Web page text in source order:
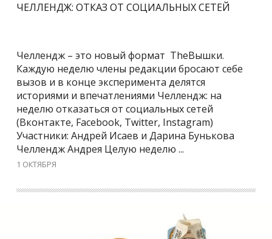
ЧЕЛЛЕНДЖ: ОТКАЗ ОТ СОЦИАЛЬНЫХ СЕТЕЙ
Челлендж – это новый формат TheВышки.
Каждую неделю члены редакции бросают себе
вызов и в конце эксперимента делятся
историями и впечатлениями Челлендж: на
неделю отказаться от социальных сетей
(Вконтакте, Facebook, Twitter, Instagram)
Участники: Андрей Исаев и Дарина Бунькова
Челлендж Андрея Целую неделю ...
1 ОКТЯБРЯ